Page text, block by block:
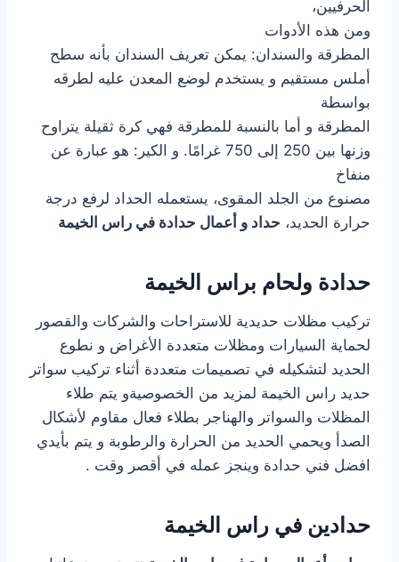
الحرفيين،
ومن هذه الأدوات
المطرقة والسندان: يمكن تعريف السندان بأنه سطح
أملس مستقيم و يستخدم لوضع المعدن عليه لطرقه
بواسطة
المطرقة و أما بالنسبة للمطرقة فهي كرة ثقيلة يتراوح
وزنها بين 250 إلى 750 غرامًا. و الكير: هو عبارة عن
منفاخ
مصنوع من الجلد المقوى، يستعمله الحداد لرفع درجة
حرارة الحديد، حداد و أعمال حدادة في راس الخيمة
حدادة ولحام براس الخيمة
تركيب مظلات حديدية للاستراحات والشركات والقصور
لحماية السيارات ومظلات متعددة الأغراض و نطوع
الحديد لتشكيله في تصميمات متعددة أثناء تركيب سواتر
حديد راس الخيمة لمزيد من الخصوصيةو يتم طلاء
المظلات والسواتر والهناجر بطلاء فعال مقاوم لأشكال
الصدأ ويحمي الحديد من الحرارة والرطوبة و يتم بأيدي
افضل فني حدادة وينجز عمله في أقصر وقت .
حدادين في راس الخيمة